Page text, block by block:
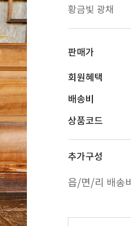
황금빛 광채
판매가
회원혜택
배송비
상품코드
추가구성
읍/면/리 배송비